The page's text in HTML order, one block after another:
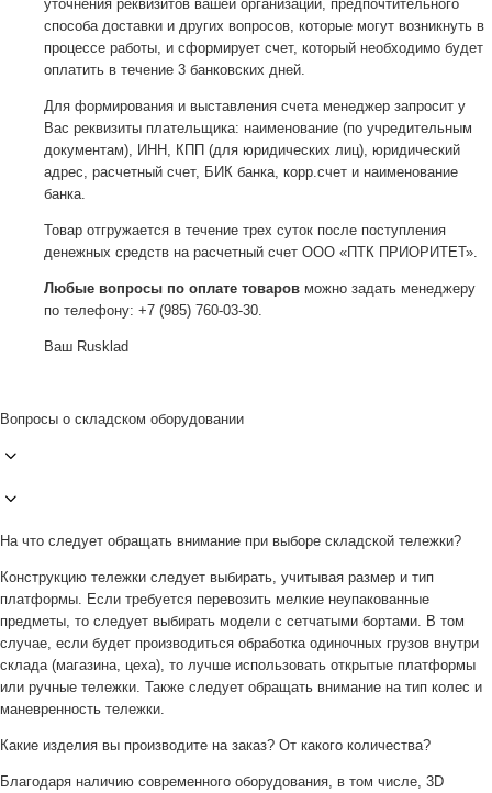
уточнения реквизитов вашей организации, предпочтительного
способа доставки и других вопросов, которые могут возникнуть в
процессе работы, и сформирует счет, который необходимо будет
оплатить в течение 3 банковских дней.
Для формирования и выставления счета менеджер запросит у
Вас реквизиты плательщика: наименование (по учредительным
документам), ИНН, КПП (для юридических лиц), юридический
адрес, расчетный счет, БИК банка, корр.счет и наименование
банка.
Товар отгружается в течение трех суток после поступления
денежных средств на расчетный счет ООО «ПТК ПРИОРИТЕТ».
Любые вопросы по оплате товаров можно задать менеджеру
по телефону: +7 (985) 760-03-30.
Ваш Rusklad
Вопросы о складском оборудовании
На что следует обращать внимание при выборе складской тележки?
Конструкцию тележки следует выбирать, учитывая размер и тип
платформы. Если требуется перевозить мелкие неупакованные
предметы, то следует выбирать модели с сетчатыми бортами. В том
случае, если будет производиться обработка одиночных грузов внутри
склада (магазина, цеха), то лучше использовать открытые платформы
или ручные тележки. Также следует обращать внимание на тип колес и
маневренность тележки.
Какие изделия вы производите на заказ? От какого количества?
Благодаря наличию современного оборудования, в том числе, 3D